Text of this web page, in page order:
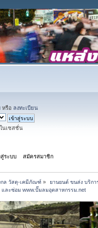
หรือ ลงทะเบียน
นเซสชั่น
สู่ระบบ สมัครสมาชิก
กล วัสดุ-เคมีภัณฑ์ »
ยานยนต์ ขนส่ง บริก
ละซ่อม www.ปั๊มลมอุตสาหกรรม.net